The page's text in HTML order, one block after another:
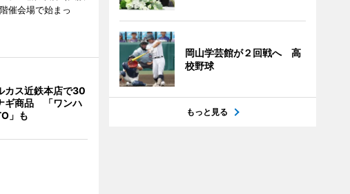
催会場で始まっ
カス近鉄本店で30
ギ商品 「ワンハ
」も
岡山学芸館が２回戦へ 高
校野球
もっと見る